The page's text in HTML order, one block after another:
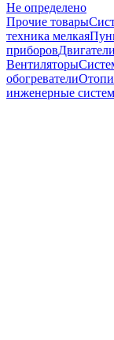
Не определено
Прочие товары
техника мелкая
приборов
Вентиляторы
обогреватели
инженерные